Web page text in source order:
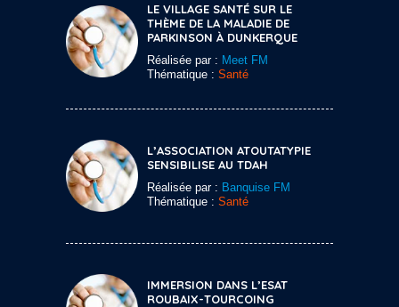
LE VILLAGE SANTÉ SUR LE
THÈME DE LA MALADIE DE
PARKINSON À DUNKERQUE
Réalisée par : Meet FM
Thématique : Santé
L’ASSOCIATION ATOUTATYPIE
SENSIBILISE AU TDAH
Réalisée par : Banquise FM
Thématique : Santé
IMMERSION DANS L’ESAT
ROUBAIX-TOURCOING